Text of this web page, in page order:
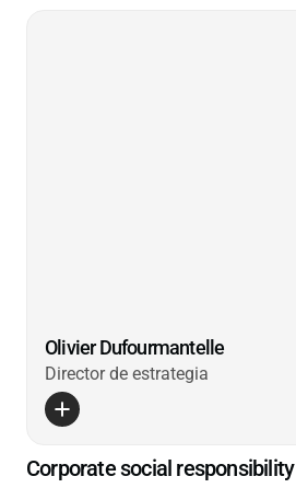
Olivier Dufourmantelle
Director de estrategia
Corporate social responsibility